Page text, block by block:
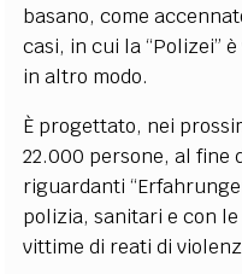
basano, come
casi, in cui la “Polizei”
in altro modo.
È progettato, nei
22.000 persone, al fine
riguardanti
polizia, sanitari e con
vittime di reati di